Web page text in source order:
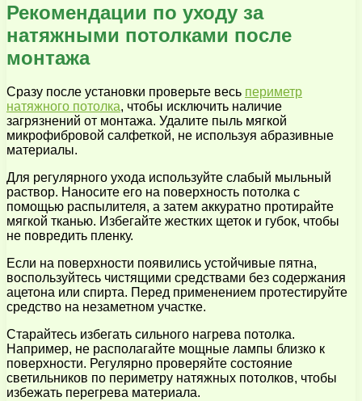
Рекомендации по уходу за
натяжными потолками после
монтажа
Сразу после установки проверьте весь периметр
натяжного потолка, чтобы исключить наличие
загрязнений от монтажа. Удалите пыль мягкой
микрофибровой салфеткой, не используя абразивные
материалы.
Для регулярного ухода используйте слабый мыльный
раствор. Наносите его на поверхность потолка с
помощью распылителя, а затем аккуратно протирайте
мягкой тканью. Избегайте жестких щеток и губок, чтобы
не повредить пленку.
Если на поверхности появились устойчивые пятна,
воспользуйтесь чистящими средствами без содержания
ацетона или спирта. Перед применением протестируйте
средство на незаметном участке.
Старайтесь избегать сильного нагрева потолка.
Например, не располагайте мощные лампы близко к
поверхности. Регулярно проверяйте состояние
светильников по периметру натяжных потолков, чтобы
избежать перегрева материала.